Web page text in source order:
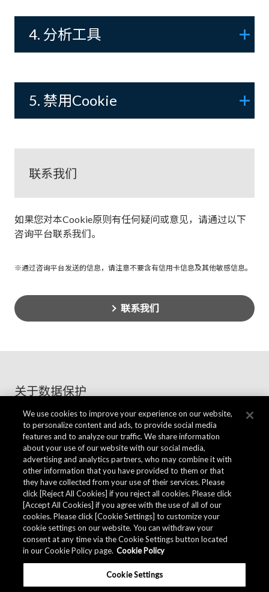
4. 分析工具
5. 禁用Cookie
联系我们
如果您对本Cookie原则有任何疑问或意见，请通过以下
咨询平台联系我们。
※通过咨询平台发送的信息，请注意不要含有信用卡信息及其他敏感信息。
联系我们
关于数据保护
隐私保护原则
Cookie政策
信息安全政策
社交平台运营政策
We use cookies to improve your experience on our website,
to personalize content and ads, to provide social media
features and to analyze our traffic. We share information
about your use of our website with our social media,
advertising and analytics partners, who may combine it with
other information that you have provided to them or that
they have collected from your use of their services. Please
click [Reject All Cookies] if you reject all cookies. Please click
[Accept All Cookies] if you agree with the use of all of our
cookies. Please click [Cookie Settings] to customize your
cookie settings on our website. You can withdraw your
consent at any time via the Cookie Settings button located
in our Cookie Policy page. Cookie Policy
Cookie Settings